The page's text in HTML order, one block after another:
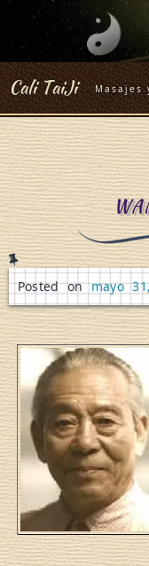
Skip
Cali TaiJi Masajes
Posted onmayo